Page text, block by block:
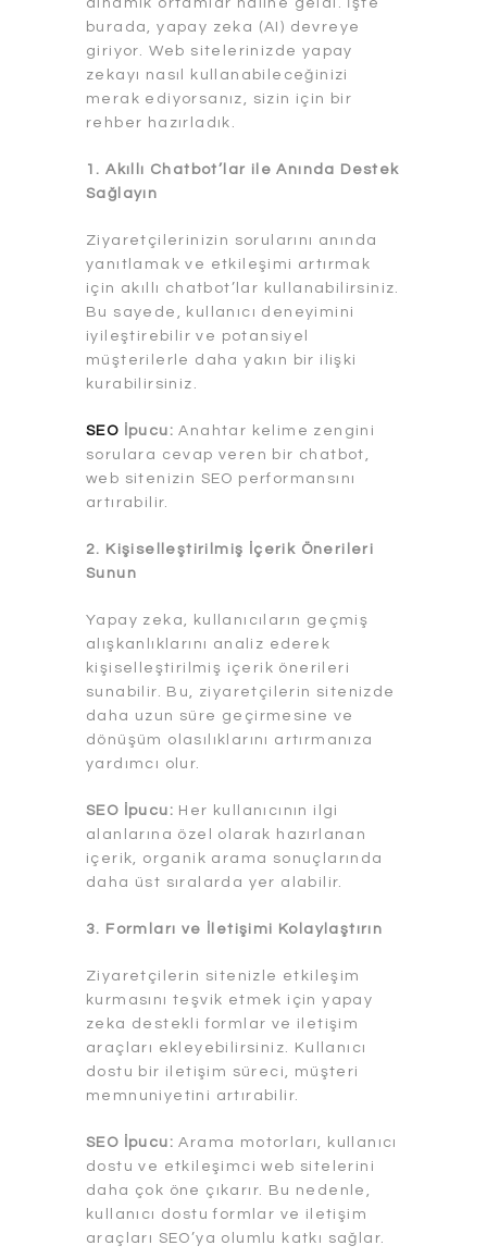
burada, yapay zeka (AI) devreye
giriyor. Web sitelerinizde yapay
zekayı nasıl kullanabileceğinizi
merak ediyorsanız, sizin için bir
rehber hazırladık.
1. Akıllı Chatbot’lar ile Anında Destek
Sağlayın
Ziyaretçilerinizin sorularını anında
yanıtlamak ve etkileşimi artırmak
için akıllı chatbot’lar kullanabilirsiniz.
Bu sayede, kullanıcı deneyimini
iyileştirebilir ve potansiyel
müşterilerle daha yakın bir ilişki
kurabilirsiniz.
SEO İpucu: Anahtar kelime zengini
sorulara cevap veren bir chatbot,
web sitenizin SEO performansını
artırabilir.
2. Kişiselleştirilmiş İçerik Önerileri
Sunun
Yapay zeka, kullanıcıların geçmiş
alışkanlıklarını analiz ederek
kişiselleştirilmiş içerik önerileri
sunabilir. Bu, ziyaretçilerin sitenizde
daha uzun süre geçirmesine ve
dönüşüm olasılıklarını artırmanıza
yardımcı olur.
SEO İpucu: Her kullanıcının ilgi
alanlarına özel olarak hazırlanan
içerik, organik arama sonuçlarında
daha üst sıralarda yer alabilir.
3. Formları ve İletişimi Kolaylaştırın
Ziyaretçilerin sitenizle etkileşim
kurmasını teşvik etmek için yapay
zeka destekli formlar ve iletişim
araçları ekleyebilirsiniz. Kullanıcı
dostu bir iletişim süreci, müşteri
memnuniyetini artırabilir.
SEO İpucu: Arama motorları, kullanıcı
dostu ve etkileşimci web sitelerini
daha çok öne çıkarır. Bu nedenle,
kullanıcı dostu formlar ve iletişim
araçları SEO’ya olumlu katkı sağlar.